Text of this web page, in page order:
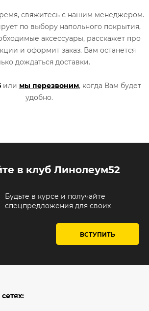
свяжитесь с нашим менеджером.
по выбору напольного покрытия,
аксессуары, расскажет про
и оформит заказ. Вам останется
дождаться доставки.
или мы перезвоним, когда Вам будет
удобно.
в клуб Линолеум52
Будьте в курсе и получайте
спецпредложения для своих
ВСТУПИТЬ